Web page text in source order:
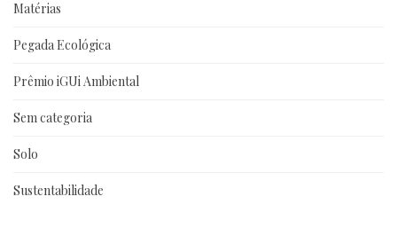
Matérias
Pegada Ecológica
Prêmio iGUi Ambiental
Sem categoria
Solo
Sustentabilidade